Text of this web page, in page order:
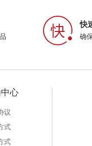
快
确
心
议
式
式